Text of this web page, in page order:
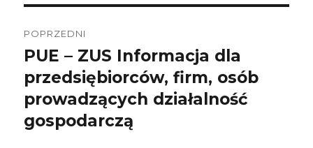
wpisu
POPRZEDNI
Poprzedni
wpis:
PUE – ZUS Informacja dla
przedsiębiorców, firm, osób
prowadzących działalność
gospodarczą